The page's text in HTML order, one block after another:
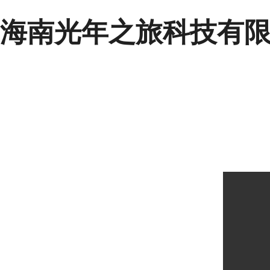
海南光年之旅科技有